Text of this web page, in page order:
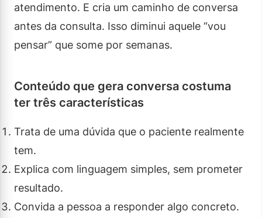
atendimento. E cria um caminho de conversa
antes da consulta. Isso diminui aquele “vou
pensar” que some por semanas.
Conteúdo que gera conversa costuma
ter três características
Trata de uma dúvida que o paciente realmente
tem.
Explica com linguagem simples, sem prometer
resultado.
Convida a pessoa a responder algo concreto.